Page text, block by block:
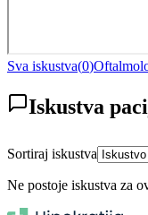
Sva iskustva(0)
Iskustva
Sortiraj iskustva
Ne postoje iskustva za